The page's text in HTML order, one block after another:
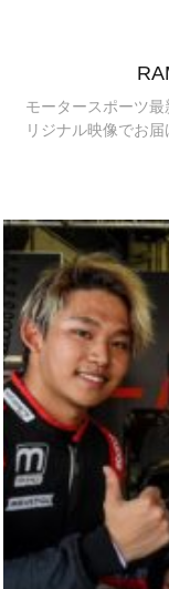
モータースポーツ
リジナル映像でお届